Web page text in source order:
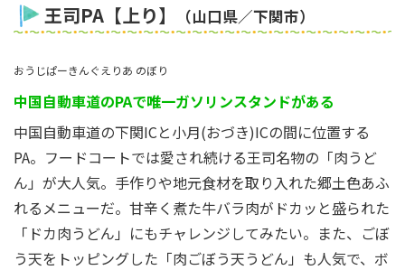
王司PA【上り】 （山口県／下関市）
おうじぱーきんぐえりあ のぼり
中国自動車道のPAで唯一ガソリンスタンドがある
中国自動車道の下関ICと小月(おづき)ICの間に位置する
PA。フードコートでは愛され続ける王司名物の「肉うど
ん」が大人気。手作りや地元食材を取り入れた郷土色あふ
れるメニューだ。甘辛く煮た牛バラ肉がドカッと盛られた
「ドカ肉うどん」にもチャレンジしてみたい。また、ごぼ
う天をトッピングした「肉ごぼう天うどん」も人気で、ボ